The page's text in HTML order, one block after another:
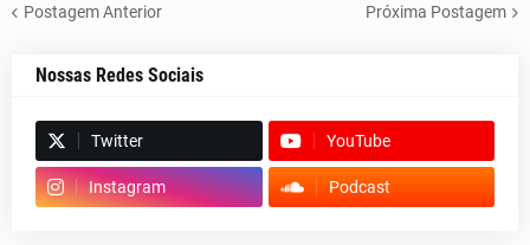
Postagem Anterior Próxima Postagem
Nossas Redes Sociais
Twitter YouTube
Instagram Podcast